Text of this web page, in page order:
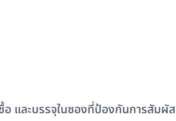
และบรรจุในซองที่ป้องกันการสัมผัส